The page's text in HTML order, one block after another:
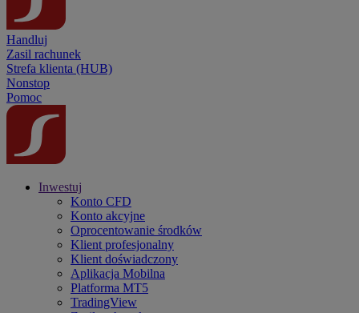
Handluj
Zasil rachunek
Strefa klienta (HUB)
Nonstop
Pomoc
Inwestuj
Konto CFD
Konto akcyjne
Oprocentowanie środków
Klient profesjonalny
Klient doświadczony
Aplikacja Mobilna
Platforma MT5
TradingView